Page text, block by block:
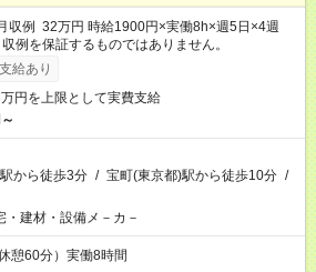
例 32万円 時給1900円×実働8h×週5日×4週
例を保証するものではありません。
給あり
円を上限として実費支給
から徒歩3分 / 宝町(東京都)駅から徒歩10分 /
・建材・設備メ－カ－
憩60分）実働8時間